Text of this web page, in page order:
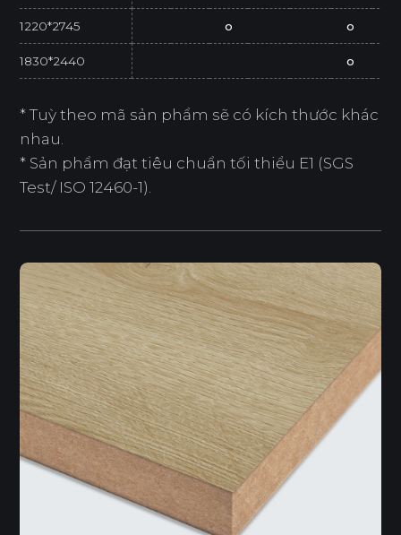
1220*2745 o o
1830*2440 o
* Tuỳ theo mã sản phẩm sẽ có kích thước khác
nhau.
* Sản phẩm đạt tiêu chuẩn tối thiểu E1 (SGS
Test/ ISO 12460-1).